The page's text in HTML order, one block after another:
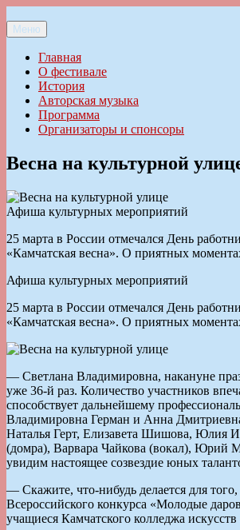
к
содержимому
Ильменский фестиваль авторской песни
Меню
Главная
О фестивале
История
Авторская музыка
Программа
Организаторы и спонсоры
Весна на культурной
Афиша культурных мероприятий
25 марта в России отмечался День
«Камчатская весна». О приятных
Афиша культурных мероприятий
25 марта в России отмечался День
«Камчатская весна». О приятных
— Светлана Владимировна, накануне
уже 36-й раз. Количество участников
способствует дальнейшему
Владимировна Герман и Анна
Наталья Герт, Елизавета Шишова, Юлия
(домра), Варвара Чайкова (вокал), Юрий
увидим настоящее созвездие юных
— Скажите, что-нибудь делается для
Всероссийского конкурса «Молодые
учащиеся Камчатского колледжа